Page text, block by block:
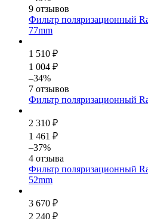
9 отзывов
Фильтр поляризационный
77mm
1 510 ₽
1 004 ₽
–34%
7 отзывов
Фильтр поляризационный
2 310 ₽
1 461 ₽
–37%
4 отзыва
Фильтр поляризационный
52mm
3 670 ₽
2 240 ₽